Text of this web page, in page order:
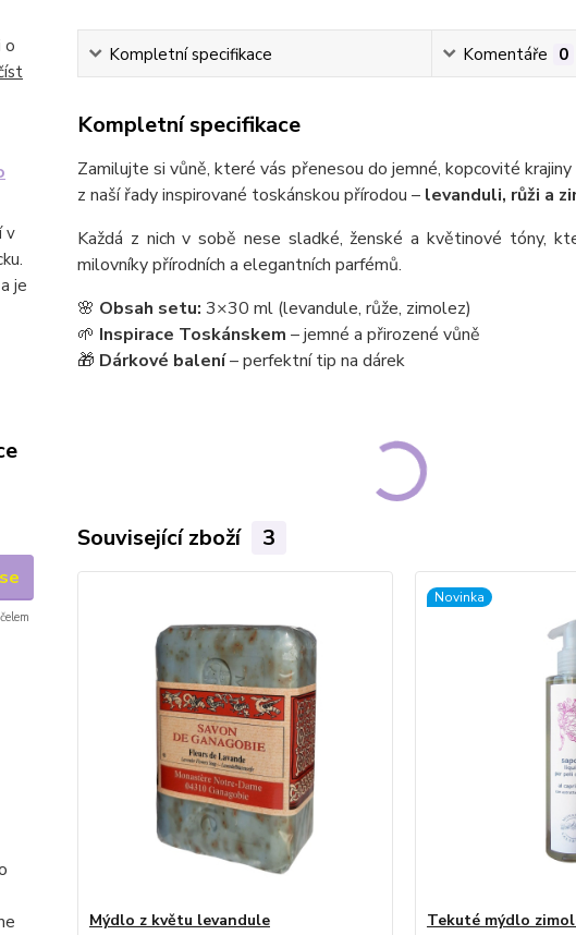
o
v
je
Kompletní specifikace Komentáře 0
Kompletní specifikace
Zamilujte si vůně, které vás přenesou do jemné, kopcovité
z naší řady inspirované toskánskou přírodou – levanduli, růži a
Každá z nich v sobě nese sladké, ženské a květinové tóny,
milovníky přírodních a elegantních parfémů.
🌸 Obsah setu: 3×30 ml (levandule, růže, zimolez)
🌱 Inspirace Toskánskem – jemné a přirozené vůně
🎁 Dárkové balení– perfektní tip na dárek
Související zboží 3
Mýdlo z květu levandule
Novinka
Tekuté mýdlo